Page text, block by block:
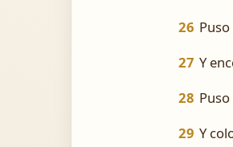
26
27 Y
28
29 Y